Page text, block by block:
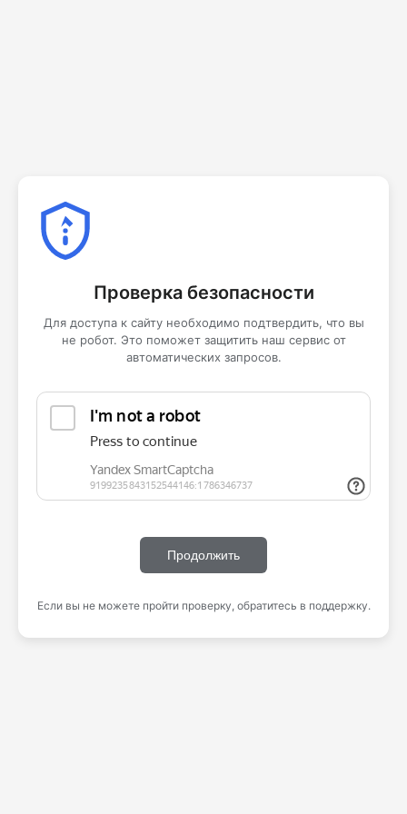
Проверка безопасности
Для доступа к сайту необходимо подтвердить, что вы
не робот. Это поможет защитить наш сервис от
автоматических запросов.
Продолжить
Если вы не можете пройти проверку, обратитесь в поддержку.